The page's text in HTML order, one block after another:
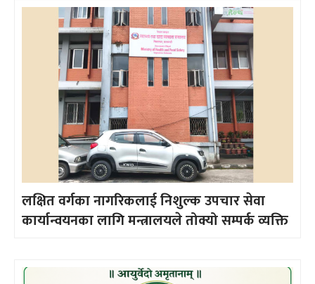
लक्षित वर्गका नागरिकलाई निशुल्क उपचार सेवा
कार्यान्वयनका लागि मन्त्रालयले तोक्यो सम्पर्क व्यक्ति